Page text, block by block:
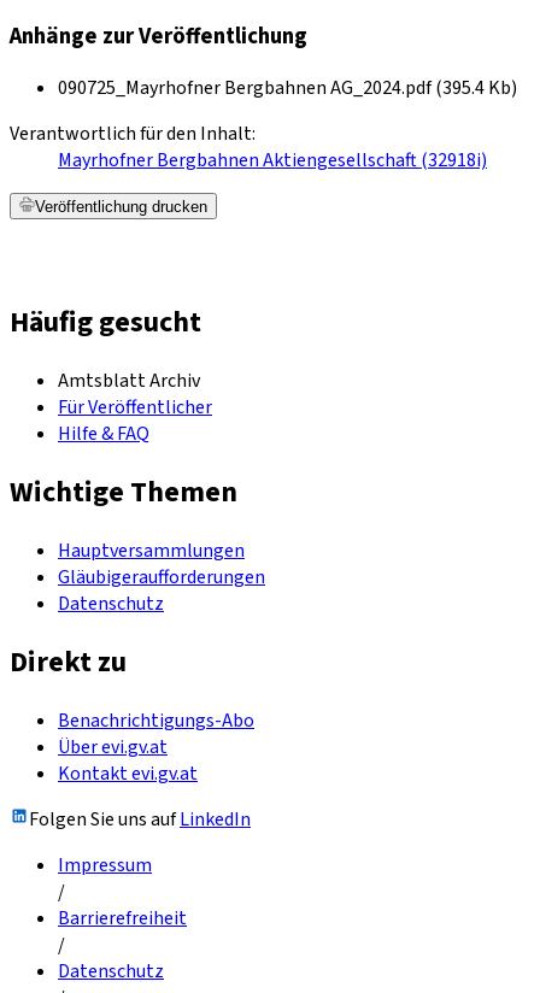
Anhänge zur Veröffentlichung
090725_Mayrhofner Bergbahnen AG_2024.pdf (395.4 Kb)
Verantwortlich für den Inhalt:
Mayrhofner Bergbahnen Aktiengesellschaft (32918i)
Veröffentlichung drucken
Häufig gesucht
Amtsblatt Archiv
Für Veröffentlicher
Hilfe & FAQ
Wichtige Themen
Hauptversammlungen
Gläubigeraufforderungen
Datenschutz
Direkt zu
Benachrichtigungs-Abo
Über evi.gv.at
Kontakt evi.gv.at
Folgen Sie uns aufLinkedIn
Impressum
/
Barrierefreiheit
/
Datenschutz